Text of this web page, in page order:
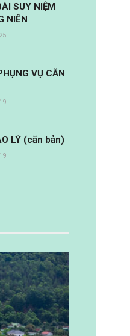
SUY NIỆM
NIÊN
VỤ CĂN
LÝ (căn bản)